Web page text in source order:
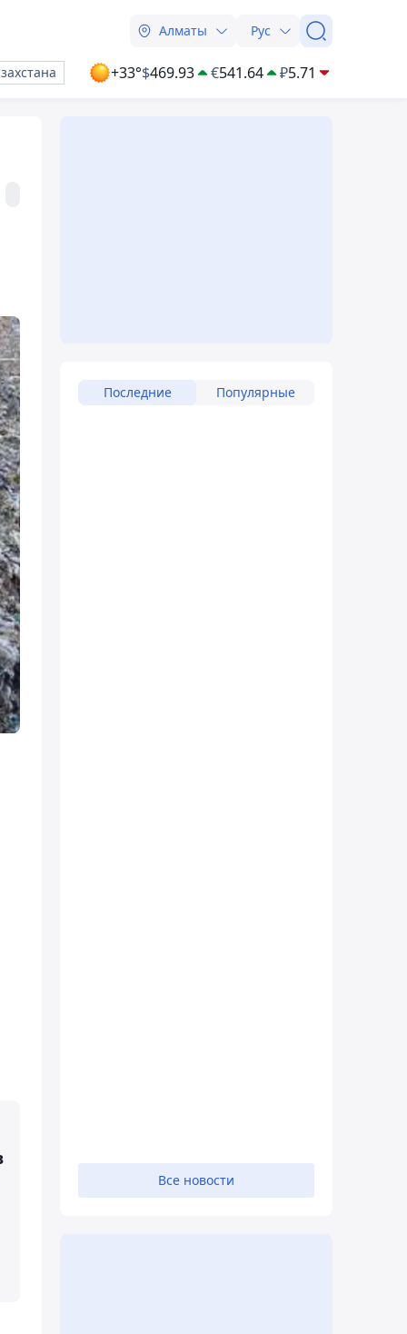
Алматы Рус
+33°$469.93 €541.64 ₽5.71
Последние Популярные
Все новости